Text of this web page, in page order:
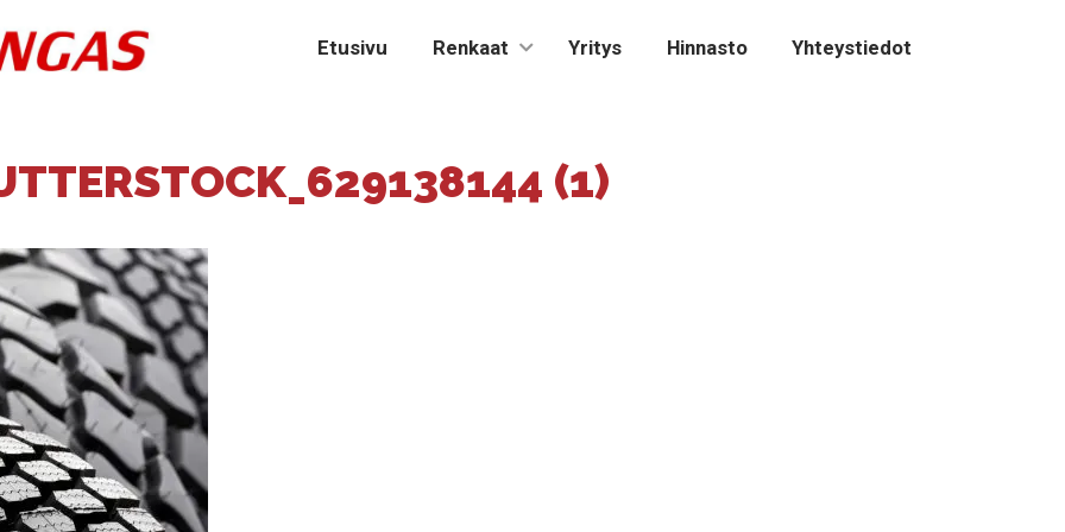
Etusivu Renkaat Yritys Hinnasto Yhteystiedot
(1)